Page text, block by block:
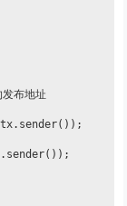
布地址